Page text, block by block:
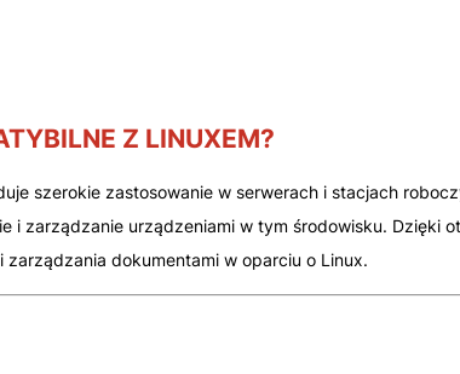
Z LINUXEM?
szerokie zastosowanie w serwerach i stacjach
i zarządzanie urządzeniami w tym środowisku. Dzięki
zarządzania dokumentami w oparciu o Linux.